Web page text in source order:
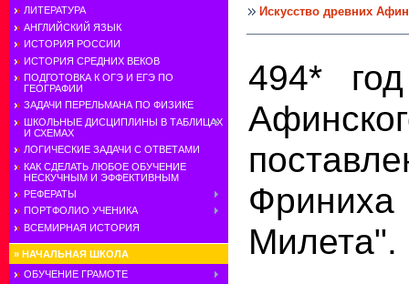
ЛИТЕРАТУРА
АНГЛИЙСКИЙ ЯЗЫК
ИСТОРИЯ РОССИИ
ИСТОРИЯ СРЕДНИХ ВЕКОВ
ПОДГОТОВКА К ОГЭ И ЕГЭ ПО
ГЕОГРАФИИ
ЗАДАЧИ ПЕРЕЛЬМАНА ПО ФИЗИКЕ
ШКОЛЬНЫЕ ДИСЦИПЛИНЫ В ТАБЛИЦАХ
И СХЕМАХ
ЛОГИЧЕСКИЕ ЗАДАЧИ С ОТВЕТАМИ
КАК СДЕЛАТЬ ЛЮБОЕ ОБУЧЕНИЕ
НЕСКУЧНЫМ И ЭФФЕКТИВНЫМ
РЕФЕРАТЫ
ПОРТФОЛИО УЧЕНИКА
ВСЕМИРНАЯ ИСТОРИЯ
» НАЧАЛЬНАЯ ШКОЛА
ОБУЧЕНИЕ ГРАМОТЕ
Искусство древних Афин
494*
Милета".